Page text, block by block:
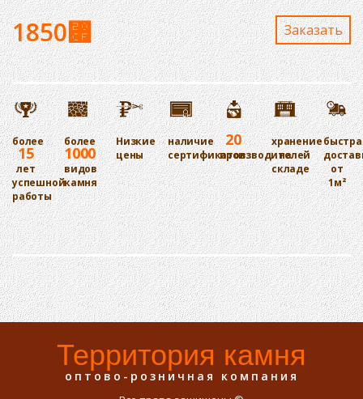
1850⃏ Заказaть
более
15
лет
успешной
работы
более
1000
видов
камня
Низкие
цены
наличие
сертификатов
20
производителей
хранение
на
складе
от
1м²
Территория камня
оптово-розничная компания